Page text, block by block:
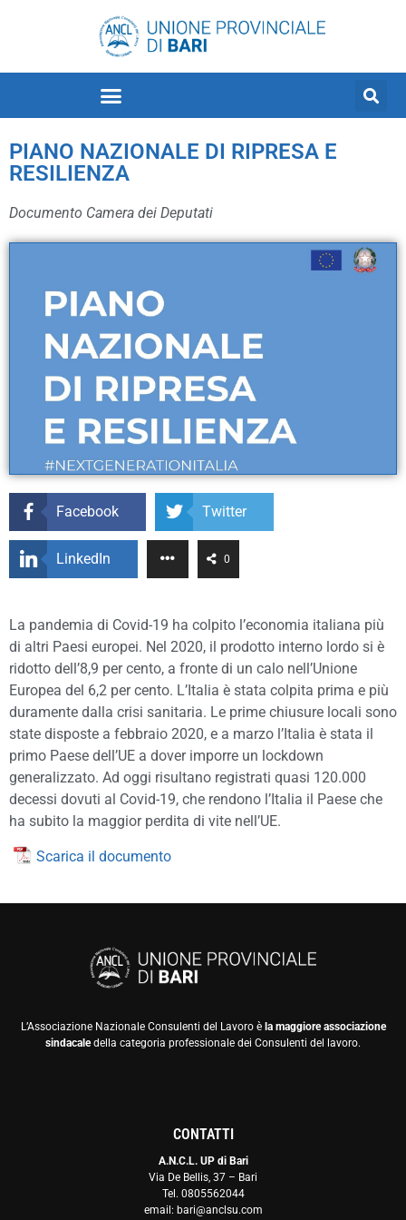
PIANO NAZIONALE DI RIPRESA E
RESILIENZA
Documento Camera dei Deputati
Facebook Twitter
LinkedIn 0
La pandemia di Covid-19 ha colpito l’economia italiana più
di altri Paesi europei. Nel 2020, il prodotto interno lordo si è
ridotto dell’8,9 per cento, a fronte di un calo nell’Unione
Europea del 6,2 per cento. L’Italia è stata colpita prima e più
duramente dalla crisi sanitaria. Le prime chiusure locali sono
state disposte a febbraio 2020, e a marzo l’Italia è stata il
primo Paese dell’UE a dover imporre un lockdown
generalizzato. Ad oggi risultano registrati quasi 120.000
decessi dovuti al Covid-19, che rendono l’Italia il Paese che
ha subito la maggior perdita di vite nell’UE.
Scarica il documento
L’Associazione Nazionale Consulenti del Lavoro èla maggiore associazione
sindacaledella categoria professionale dei Consulenti del lavoro.
CONTATTI
A.N.C.L. UP di Bari
Via De Bellis, 37 – Bari
Tel. 0805562044
email: bari@anclsu.com